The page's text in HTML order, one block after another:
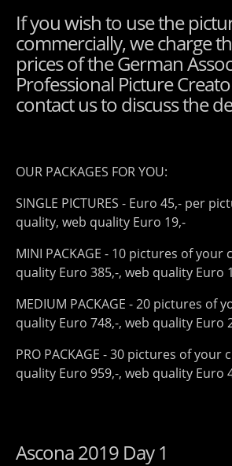
If you wish to use the
commercially, we charge
prices of the German
Professional Picture
contact us to discuss the
OUR PACKAGES FOR YOU:
SINGLE PICTURES - Euro 45,- per
quality, web quality Euro 19,-
MINI PACKAGE - 10 pictures of your
quality Euro 385,-, web quality Euro
MEDIUM PACKAGE - 20 pictures of
quality Euro 748,-, web quality Euro
PRO PACKAGE - 30 pictures of your
quality Euro 959,-, web quality Euro
Ascona 2019 Day 1